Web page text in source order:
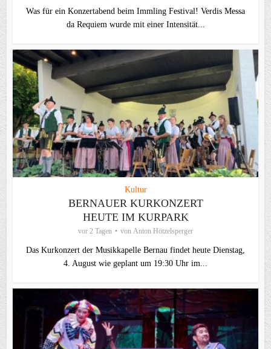
Was für ein Konzertabend beim Immling Festival! Verdis Messa
da Requiem wurde mit einer Intensität...
Kultur
BERNAUER KURKONZERT
HEUTE IM KURPARK
vor 2 Tagen von Anton Hötzelsperger
Das Kurkonzert der Musikkapelle Bernau findet heute Dienstag,
4. August wie geplant um 19:30 Uhr im...